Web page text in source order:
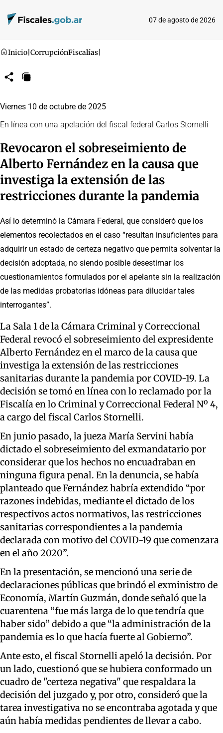
07 de agosto de 2026
Inicio CorrupciónFiscalías
CompartirCopiar
Viernes 10 de octubre de 2025
En línea con una apelación del fiscal federal Carlos Stornelli
Revocaron el sobreseimiento de
Alberto Fernández en la causa que
investiga la extensión de las
restricciones durante la pandemia
Así lo determinó la Cámara Federal, que consideró que los
elementos recolectados en el caso “resultan insuficientes para
adquirir un estado de certeza negativo que permita solventar la
decisión adoptada, no siendo posible desestimar los
cuestionamientos formulados por el apelante sin la realización
de las medidas probatorias idóneas para dilucidar tales
interrogantes”.
La Sala 1 de la Cámara Criminal y Correccional
Federal revocó el sobreseimiento del expresidente
Alberto Fernández en el marco de la causa que
investiga la extensión de las restricciones
sanitarias durante la pandemia por COVID-19. La
decisión se tomó en línea con lo reclamado por la
Fiscalía en lo Criminal y Correccional Federal Nº 4,
a cargo del fiscal Carlos Stornelli.
En junio pasado, la jueza María Servini había
dictado el sobreseimiento del exmandatario por
considerar que los hechos no encuadraban en
ninguna figura penal. En la denuncia, se había
planteado que Fernández habría extendido “por
razones indebidas, mediante el dictado de los
respectivos actos normativos, las restricciones
sanitarias correspondientes a la pandemia
declarada con motivo del COVID-19 que comenzara
en el año 2020”.
En la presentación, se mencionó una serie de
declaraciones públicas que brindó el exministro de
Economía, Martín Guzmán, donde señaló que la
cuarentena “fue más larga de lo que tendría que
haber sido” debido a que “la administración de la
pandemia es lo que hacía fuerte al Gobierno”.
Ante esto, el fiscal Stornelli apeló la decisión. Por
un lado, cuestionó que se hubiera conformado un
cuadro de "certeza negativa" que respaldara la
decisión del juzgado y, por otro, consideró que la
tarea investigativa no se encontraba agotada y que
aún había medidas pendientes de llevar a cabo.